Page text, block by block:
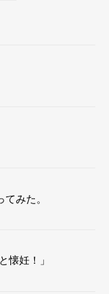
みた。
懐妊！」